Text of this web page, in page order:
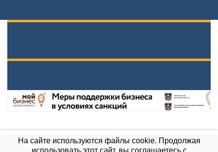
Новости Документы вышестоящих организаций
На сайте используются файлы cookie. Продолжая
использовать этот сайт, вы соглашаетесь с